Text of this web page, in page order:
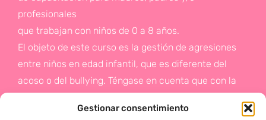
Gestionar consentimiento
profesionales
que trabajan con niños de 0 a 8 años.
El objeto de este curso es la gestión de agresiones
entre niños en edad infantil, que es diferente del
acoso o del bullying. Téngase en cuenta que con la
de la prevención a un problema que suele aparecer